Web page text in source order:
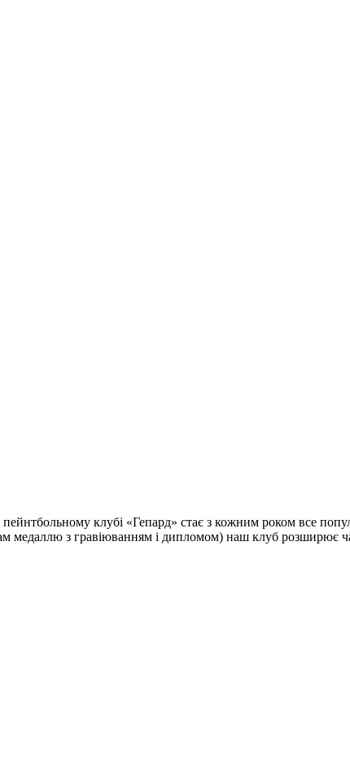
клубі «Гепард» стає з кожним роком все
медаллю з гравіюванням і дипломом) наш клуб розширює